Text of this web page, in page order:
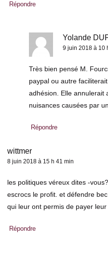
Répondre
Yolande
9 juin 2018 à 10
Très bien pensé M.
paypal ou autre
adhésion. Elle annulerait
nuisances causées par
Répondre
wittmer
8 juin 2018 à 15 h 41 min
les politiques véreux dites -
escrocs le profit. et défendre
qui leur ont permis de payer leur
Répondre